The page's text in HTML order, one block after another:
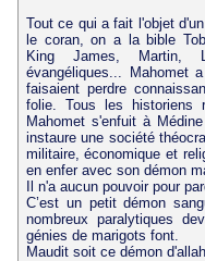
Tout ce qui a fait l'objet
le coran, on a la bible
King James, Martin,
évangéliques... Mahomet
faisaient perdre
folie. Tous les historiens
Mahomet s'enfuit à
instaure une société
militaire, économique et
en enfer avec son démon
Il n'a aucun pouvoir pour
C’est un petit démon
nombreux paralytiques
génies de marigots font.
Maudit soit ce démon